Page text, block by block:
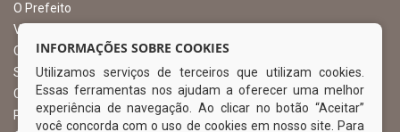
O Prefeito
Vice Prefeito
Ouvidoria Municipal
Serviço de Informação ao Cidadão – SIC
Chefe de Gabinete
Procuradoria Geral
INFORMAÇÕES SOBRE COOKIES
Utilizamos serviços de terceiros que utilizam cookies.
Essas ferramentas nos ajudam a oferecer uma melhor
experiência de navegação. Ao clicar no botão “Aceitar”
você concorda com o uso de cookies em nosso site. Para